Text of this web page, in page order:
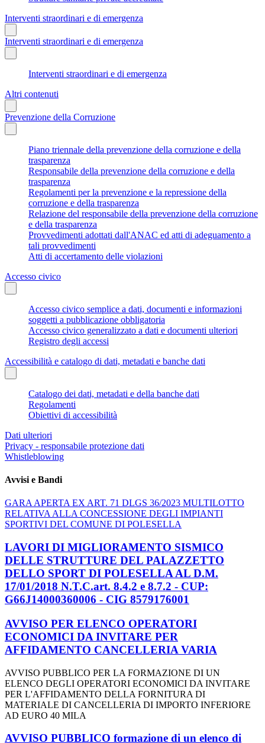
Interventi straordinari e di emergenza
Interventi straordinari e di emergenza
Interventi straordinari e di emergenza
Altri contenuti
Prevenzione della Corruzione
Piano triennale della prevenzione della corruzione e della
trasparenza
Responsabile della prevenzione della corruzione e della
trasparenza
Regolamenti per la prevenzione e la repressione della
corruzione e della trasparenza
Relazione del responsabile della prevenzione della corruzione
e della trasparenza
Provvedimenti adottati dall'ANAC ed atti di adeguamento a
tali provvedimenti
Atti di accertamento delle violazioni
Accesso civico
Accesso civico semplice a dati, documenti e informazioni
soggetti a pubblicazione obbligatoria
Accesso civico generalizzato a dati e documenti ulteriori
Registro degli accessi
Accessibilità e catalogo di dati, metadati e banche dati
Catalogo dei dati, metadati e della banche dati
Regolamenti
Obiettivi di accessibilità
Dati ulteriori
Privacy - responsabile protezione dati
Whistleblowing
Avvisi e Bandi
GARA APERTA EX ART. 71 DLGS 36/2023 MULTILOTTO
RELATIVA ALLA CONCESSIONE DEGLI IMPIANTI
SPORTIVI DEL COMUNE DI POLESELLA
LAVORI DI MIGLIORAMENTO SISMICO
DELLE STRUTTURE DEL PALAZZETTO
DELLO SPORT DI POLESELLA AL D.M.
17/01/2018 N.T.C.art. 8.4.2 e 8.7.2 - CUP:
G66J14000360006 - CIG 8579176001
AVVISO PER ELENCO OPERATORI
ECONOMICI DA INVITARE PER
AFFIDAMENTO CANCELLERIA VARIA
AVVISO PUBBLICO PER LA FORMAZIONE DI UN
ELENCO DEGLI OPERATORI ECONOMICI DA INVITARE
PER L'AFFIDAMENTO DELLA FORNITURA DI
MATERIALE DI CANCELLERIA DI IMPORTO INFERIORE
AD EURO 40 MILA
AVVISO PUBBLICO formazione di un elenco di